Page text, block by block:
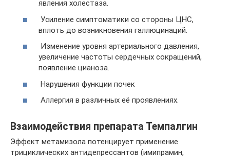
явления холестаза.
Усиление симптоматики со стороны ЦНС,
вплоть до возникновения галлюцинаций.
Изменение уровня артериального давления,
увеличение частоты сердечных сокращений,
появление цианоза.
Нарушения функции почек
Аллергия в различных её проявлениях.
Взаимодействия препарата Темпалгин
Эффект метамизола потенцирует применение
трициклических антидепрессантов (имипрамин,